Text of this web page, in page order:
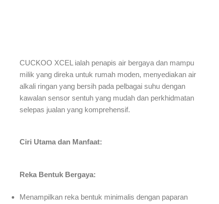
CUCKOO XCEL ialah penapis air bergaya dan mampu
milik yang direka untuk rumah moden, menyediakan air
alkali ringan yang bersih pada pelbagai suhu dengan
kawalan sensor sentuh yang mudah dan perkhidmatan
selepas jualan yang komprehensif.
Ciri Utama dan Manfaat:
Reka Bentuk Bergaya:
Menampilkan reka bentuk minimalis dengan paparan